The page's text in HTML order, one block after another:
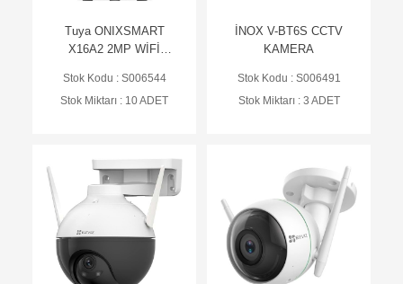
Tuya ONIXSMART
X16A2 2MP WİFİ
Stok Kodu : S006544
Stok Miktarı : 10 ADET
İNOX V-BT6S CCTV
KAMERA
Stok Kodu : S006491
Stok Miktarı : 3 ADET